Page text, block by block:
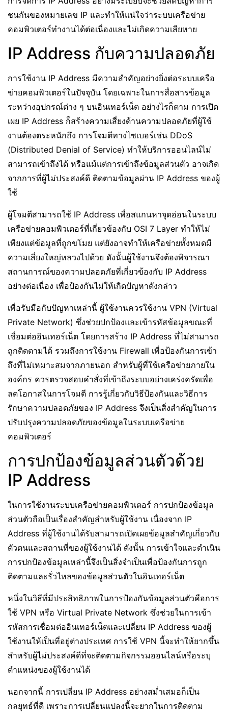
ชนกันของหมายเลข IP และทำให้แน่ใจว่าระบบเครือข่าย
คอมพิวเตอร์ทำงานได้ต่อเนื่องและไม่เกิดความเสียหาย
IP Address กับความปลอดภัย
การใช้งาน IP Address มีความสำคัญอย่างยิ่งต่อระบบเครือ
ข่ายคอมพิวเตอร์ในปัจจุบัน โดยเฉพาะในการสื่อสารข้อมูล
ระหว่างอุปกรณ์ต่าง ๆ บนอินเทอร์เน็ต อย่างไรก็ตาม การเปิด
เผย IP Address ก็สร้างความเสี่ยงด้านความปลอดภัยที่ผู้ใช้
งานต้องตระหนักถึง การโจมตีทางไซเบอร์เช่น DDoS
(Distributed Denial of Service) ทำให้บริการออนไลน์ไม่
สามารถเข้าถึงได้ หรือแม้แต่การเข้าถึงข้อมูลส่วนตัว อาจเกิด
จากการที่ผู้ไม่ประสงค์ดี ติดตามข้อมูลผ่าน IP Address ของผู้
ใช้
ผู้โจมตีสามารถใช้ IP Address เพื่อสแกนหาจุดอ่อนในระบบ
เครือข่ายคอมพิวเตอร์ที่เกี่ยวข้องกับ OSI 7 Layer ทำให้ไม่
เพียงแต่ข้อมูลที่ถูกขโมย แต่ยังอาจทำให้เครือข่ายทั้งหมดมี
ความเสี่ยงใหญ่หลวงไปด้วย ดังนั้นผู้ใช้งานจึงต้องพิจารณา
สถานการณ์ของความปลอดภัยที่เกี่ยวข้องกับ IP Address
อย่างต่อเนื่อง เพื่อป้องกันไม่ให้เกิดปัญหาดังกล่าว
เพื่อรับมือกับปัญหาเหล่านี้ ผู้ใช้งานควรใช้งาน VPN (Virtual
Private Network) ซึ่งช่วยปกป้องและเข้ารหัสข้อมูลขณะที่
เชื่อมต่ออินเทอร์เน็ต โดยการสร้าง IP Address ที่ไม่สามารถ
ถูกติดตามได้ รวมถึงการใช้งาน Firewall เพื่อป้องกันการเข้า
ถึงที่ไม่เหมาะสมจากภายนอก สำหรับผู้ที่ใช้เครือข่ายภายใน
องค์กร ควรตรวจสอบคำสั่งที่เข้าถึงระบบอย่างเคร่งครัดเพื่อ
ลดโอกาสในการโจมตี การรู้เกี่ยวกับวิธีป้องกันและวิธีการ
รักษาความปลอดภัยของ IP Address จึงเป็นสิ่งสำคัญในการ
ปรับปรุงความปลอดภัยของข้อมูลในระบบเครือข่าย
คอมพิวเตอร์
การปกป้องข้อมูลส่วนตัวด้วย
IP Address
ในการใช้งานระบบเครือข่ายคอมพิวเตอร์ การปกป้องข้อมูล
ส่วนตัวถือเป็นเรื่องสำคัญสำหรับผู้ใช้งาน เนื่องจาก IP
Address ที่ผู้ใช้งานได้รับสามารถเปิดเผยข้อมูลสำคัญเกี่ยวกับ
ตัวตนและสถานที่ของผู้ใช้งานได้ ดังนั้น การเข้าใจและดำเนิน
การปกป้องข้อมูลเหล่านี้จึงเป็นสิ่งจำเป็นเพื่อป้องกันการถูก
ติดตามและรั่วไหลของข้อมูลส่วนตัวในอินเทอร์เน็ต
หนึ่งในวิธีที่มีประสิทธิภาพในการป้องกันข้อมูลส่วนตัวคือการ
ใช้ VPN หรือ Virtual Private Network ซึ่งช่วยในการเข้า
รหัสการเชื่อมต่ออินเทอร์เน็ตและเปลี่ยน IP Address ของผู้
ใช้งานให้เป็นที่อยู่ต่างประเทศ การใช้ VPN นี้จะทำให้ยากขึ้น
สำหรับผู้ไม่ประสงค์ดีที่จะติดตามกิจกรรมออนไลน์หรือระบุ
ตำแหน่งของผู้ใช้งานได้
นอกจากนี้ การเปลี่ยน IP Address อย่างสม่ำเสมอก็เป็น
กลยุทธ์ที่ดี เพราะการเปลี่ยนแปลงนี้จะยากในการติดตาม